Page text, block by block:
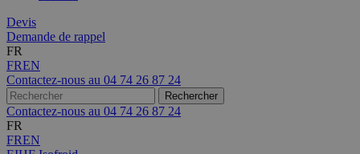
Devis
Demande de rappel
FR
FREN
Contactez-nous au 04 74 26 87 24
Contactez-nous au 04 74 26 87 24
FR
FREN